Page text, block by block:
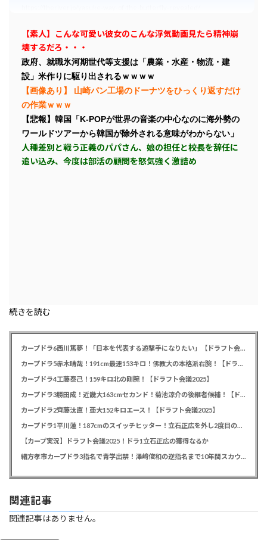
【素人】こんな可愛い彼女のこんな浮気動画見たら精神崩
壊するだろ・・・
政府、就職氷河期世代等支援は「農業・水産・物流・建
設」米作りに駆り出されるｗｗｗｗ
【画像あり】 山崎パン工場のドーナツをひっくり返すだけ
の作業ｗｗｗ
【悲報】韓国「K-POPが世界の音楽の中心なのに海外勢の
ワールドツアーから韓国が除外される意味がわからない」
人種差別と戦う正義のパパさん、娘の担任と校長を辞任に
追い込み、今度は部活の顧問を怒気強く激詰め
続きを読む
カープドラ6西川篤夢！「日本を代表する遊撃手になりたい」【ドラフト会議2025】
カープドラ5赤木晴哉！191cm最速153キロ！佛教大の本格派右腕！【ドラフト会議2025】
カープドラ4工藤泰己！159キロ北の剛腕！【ドラフト会議2025】
カープドラ3勝田成！近畿大163cmセカンド！菊池涼介の後継者候補！【ドラフト会議2025】
カープドラ2齊藤汰直！亜大152キロエース！【ドラフト会議2025】
カープドラ1平川蓮！187cmのスイッチヒッター！立石正広を外し2度目の重複も新井監督がクジを引き当てる！【ドラフト会議2025】
【カープ実況】ドラフト会議2025！ドラ1立石正広の獲得なるか
緒方孝市カープドラ3指名で青学出禁！澤﨑俊和の逆指名まで10年間スカウト出禁
関連記事
関連記事はありません。